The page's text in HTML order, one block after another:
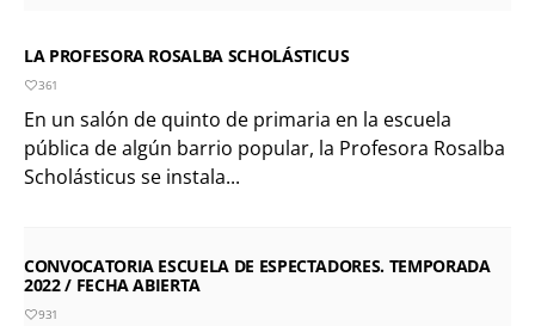
LA PROFESORA ROSALBA SCHOLÁSTICUS
361
En un salón de quinto de primaria en la escuela
pública de algún barrio popular, la Profesora Rosalba
Scholásticus se instala...
CONVOCATORIA ESCUELA DE ESPECTADORES. TEMPORADA
2022 / FECHA ABIERTA
931